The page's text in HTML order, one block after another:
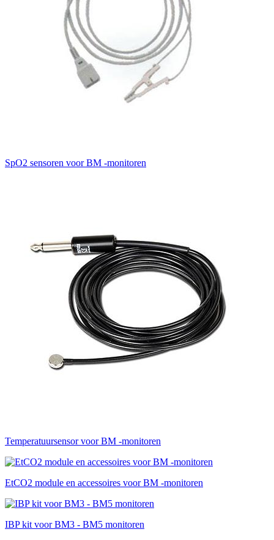
SpO2 sensoren voor BM -monitoren
Temperatuursensor voor BM -monitoren
EtCO2 module en accessoires voor BM -monitoren
IBP kit voor BM3 - BM5 monitoren